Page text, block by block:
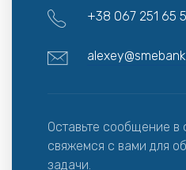
+38 067 251 65
Оставьте сообщение
свяжемся с вами для
задачи.